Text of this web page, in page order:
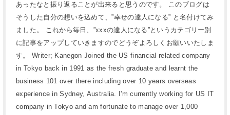
あったなと振り返ることが出来ると思うのです。 このブログは
そうした自分の想いを込めて、”幸せの達人になる” と名付けてみ
ました。 これから毎日、”xxxの達人になる”というカテゴリー別
に記事をアップしていきますのでどうぞよろしくお願いいたしま
す。 Writer; Kanegon Joined the US financial related company
in Tokyo back in 1991 as the fresh graduate and learnt the
business 101 over there including over 10 years overseas
experience in Sydney, Australia. I'm currently working for US IT
company in Tokyo and am fortunate to manage over 1,000